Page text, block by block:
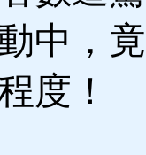
中，
度！